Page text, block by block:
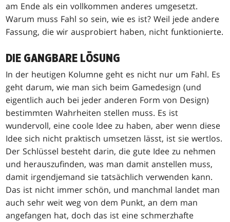
am Ende als ein vollkommen anderes umgesetzt.
Warum muss Fahl so sein, wie es ist? Weil jede andere
Fassung, die wir ausprobiert haben, nicht funktionierte.
DIE GANGBARE LÖSUNG
In der heutigen Kolumne geht es nicht nur um Fahl. Es
geht darum, wie man sich beim Gamedesign (und
eigentlich auch bei jeder anderen Form von Design)
bestimmten Wahrheiten stellen muss. Es ist
wundervoll, eine coole Idee zu haben, aber wenn diese
Idee sich nicht praktisch umsetzen lässt, ist sie wertlos.
Der Schlüssel besteht darin, die gute Idee zu nehmen
und herauszufinden, was man damit anstellen muss,
damit irgendjemand sie tatsächlich verwenden kann.
Das ist nicht immer schön, und manchmal landet man
auch sehr weit weg von dem Punkt, an dem man
angefangen hat, doch das ist eine schmerzhafte